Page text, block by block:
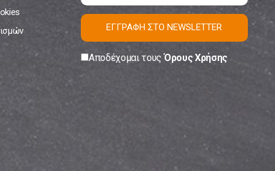
ΕΓΓΡΑΦΗ ΣΤΟ NEWSLETTER
Αποδέχομαι τουςΌρους Χρήσης